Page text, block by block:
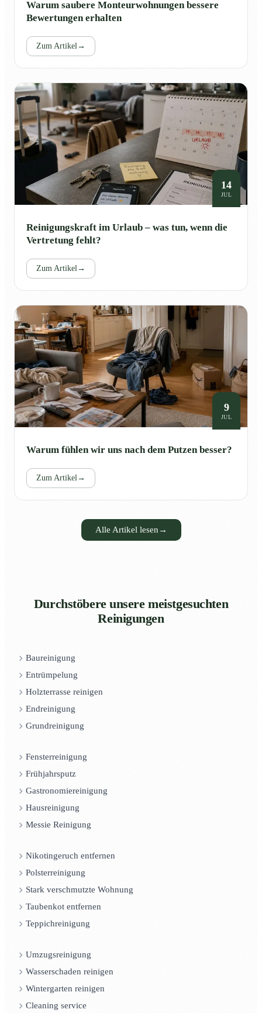
Warum saubere Monteurwohnungen bessere
Bewertungen erhalten
Zum Artikel→
14
JUL
Reinigungskraft im Urlaub – was tun, wenn die
Vertretung fehlt?
Zum Artikel→
9
JUL
Warum fühlen wir uns nach dem Putzen besser?
Zum Artikel→
Alle Artikel lesen →
Durchstöbere unsere meistgesuchten
Reinigungen
Baureinigung
Entrümpelung
Holzterrasse reinigen
Endreinigung
Grundreinigung
Fensterreinigung
Frühjahrsputz
Gastronomiereinigung
Hausreinigung
Messie Reinigung
Nikotingeruch entfernen
Polsterreinigung
Stark verschmutzte Wohnung
Taubenkot entfernen
Teppichreinigung
Umzugsreinigung
Wasserschaden reinigen
Wintergarten reinigen
Cleaning service